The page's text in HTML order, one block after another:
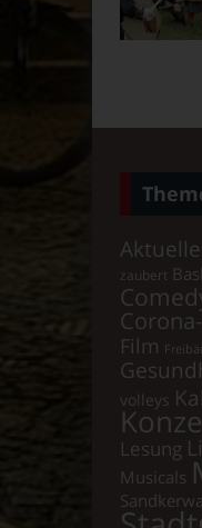
zaubert
Film
volleys
Lesung
Musicals
Sandkerwa